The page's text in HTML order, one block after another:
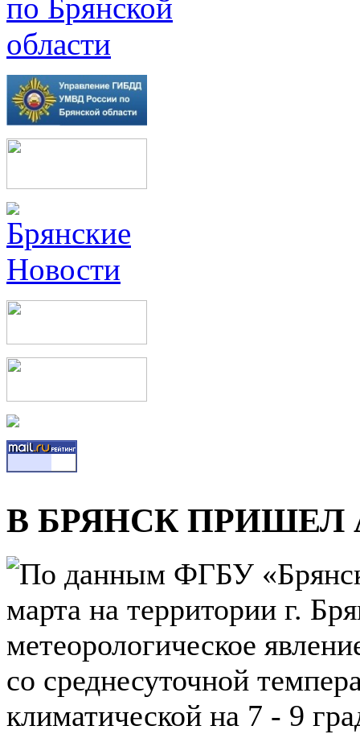
В БРЯНСК
По данным ФГБУ
марта на территории г.
метеорологическое
со среднесуточной
климатической на 7 - 9